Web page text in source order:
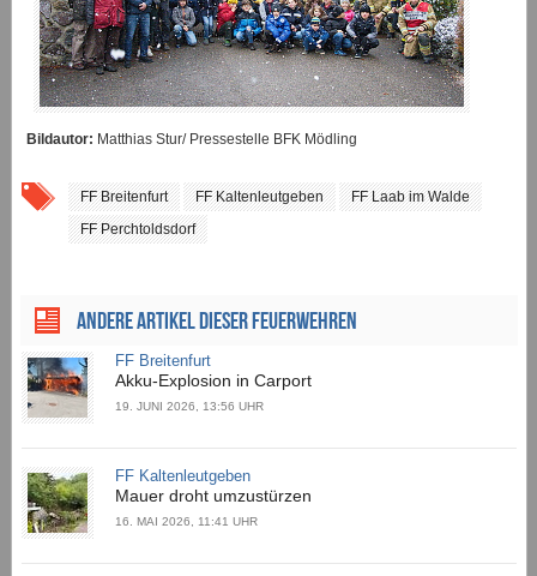
Bildautor: Matthias Stur/ Pressestelle BFK Mödling
FF Breitenfurt FF Kaltenleutgeben
FF Laab im Walde
FF Perchtoldsdorf
ANDERE ARTIKEL DIESER FEUERWEHREN
FF Breitenfurt
Akku-Explosion in Carport
19. JUNI 2026, 13:56 UHR
FF Kaltenleutgeben
Mauer droht umzustürzen
16. MAI 2026, 11:41 UHR